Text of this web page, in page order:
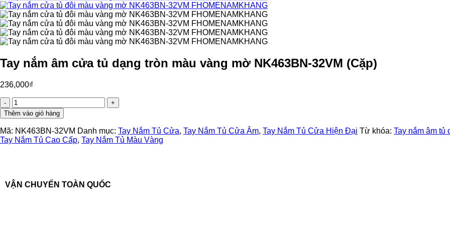
Tay nắm âm cửa tủ dạng tròn màu vàng mờ NK463BN-32VM (Cặp)
236,000₫
Tay
nắm
âm
cửa
tủ
dạng
mờ
NK463BN-
Thêm vào giỏ hàng
Mã: NK463BN-32VM Danh mục: Tay Nắm Tủ Cửa, Tay Nắm Tủ Cửa Âm, Tay Nắm Tủ Cửa Hiện Đại Từ khóa: Tay nắm âm tủ
Tay Nắm Tủ Cao Cấp, Tay Nắm Tủ Màu Vàng
VẬN CHUYỂN TOÀN QUỐC